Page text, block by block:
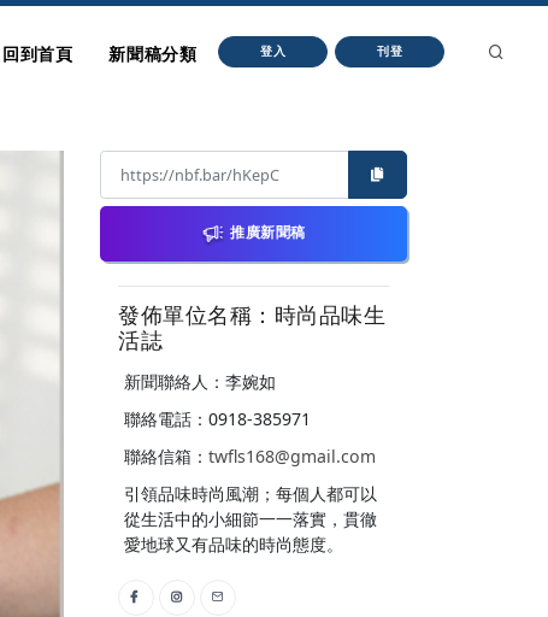
回到首頁 新聞稿分類 登入 刊登
推廣新聞稿
發佈單位名稱：時尚品味生
活誌
新聞聯絡人：李婉如
聯絡電話：0918-385971
聯絡信箱： twfls168@gmail.com
引領品味時尚風潮；每個人都可以
從生活中的小細節一一落實，貫徹
愛地球又有品味的時尚態度。